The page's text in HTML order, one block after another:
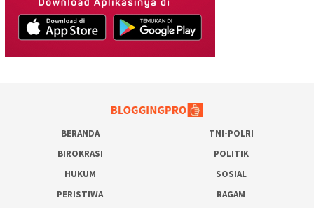
BERANDA
TNI-POLRI
BIROKRASI
POLITIK
HUKUM
SOSIAL
PERISTIWA
RAGAM